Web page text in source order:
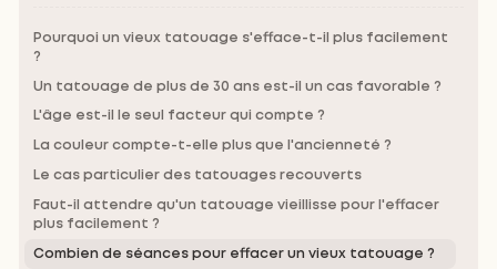
Pourquoi un vieux tatouage s'efface-t-il plus facilement
?
Un tatouage de plus de 30 ans est-il un cas favorable ?
L'âge est-il le seul facteur qui compte ?
La couleur compte-t-elle plus que l'ancienneté ?
Le cas particulier des tatouages recouverts
Faut-il attendre qu'un tatouage vieillisse pour l'effacer
plus facilement ?
Combien de séances pour effacer un vieux tatouage ?